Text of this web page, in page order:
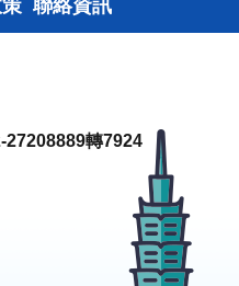
聯絡資訊
27208889轉7924